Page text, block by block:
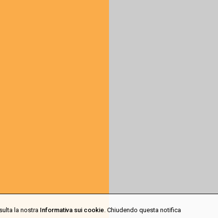
la nostra Informativa sui cookie. Chiudendo questa notifica